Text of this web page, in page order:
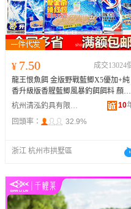
¥ 7.50
成交13024
龍王恨魚餌 金版野戰藍鯽X5優加+純
香升級版香腥藍鯽風暴釣餌餌料 顏色
野戰藍鯽【香腥】300克、野戰藍鯽X
5【腥香】300克、藍鯽X5【香腥】30
0克、紅蟲鯽X5【300克】、金版野戰
0克】、藍鯽優+【300克】、純
香藍
【180克】、藍鯽風暴【腥香】300克
杭州清泓釣具有限公司 10
回頭率：
32.9%
浙江 杭州市拱墅區